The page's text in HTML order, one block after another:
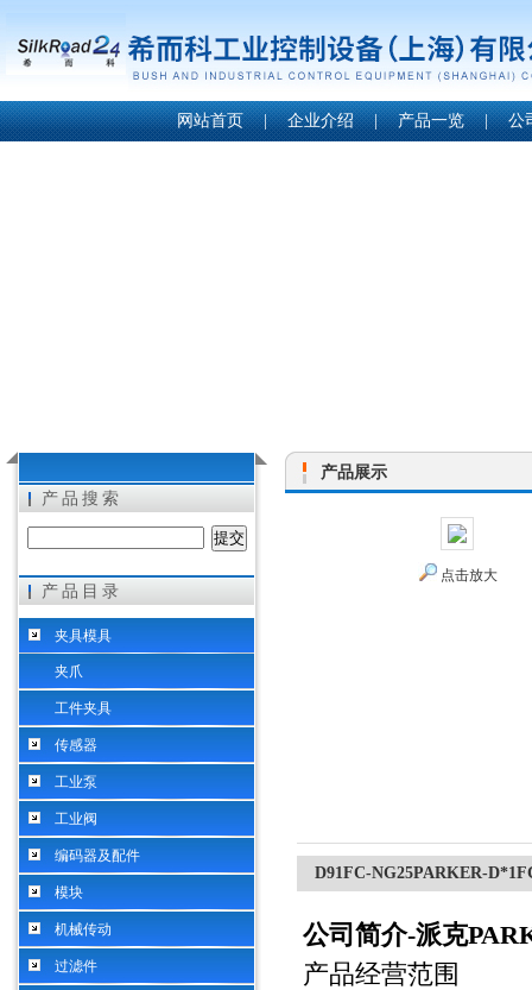
希而科工业控制设备（上海）有限公司
网站首页 | 企业介绍 | 产品一览 | 公
产品搜索
产品目录
夹具模具
夹爪
工件夹具
传感器
工业泵
工业阀
编码器及配件
模块
机械传动
过滤件
产品展示
点击放大
D91FC-NG25PARKER-
公司简介-派克
产品经营范围